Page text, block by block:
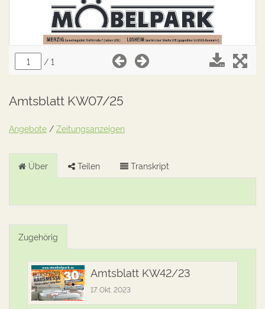
Amtsblatt KW07/25
Angebote / Zeitungsanzeigen
Über Teilen Transkript
Zugehörig
Amtsblatt KW42/23
17. Okt. 2023